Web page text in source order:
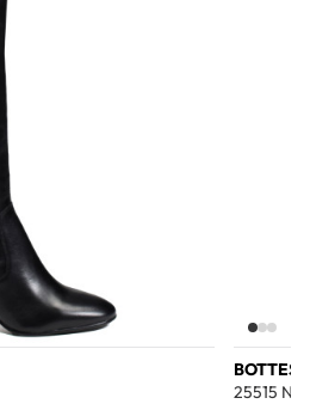
BOTTES
25515